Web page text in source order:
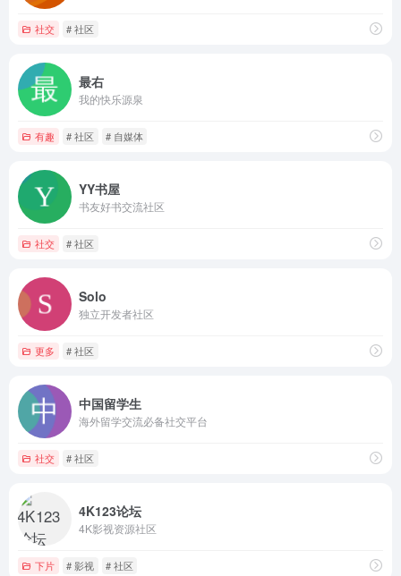
社交 # 社区
最右
我的快乐源泉
有趣 # 社区 # 自媒体
YY书屋
书友好书交流社区
社交 # 社区
Solo
独立开发者社区
更多 # 社区
中国留学生
海外留学交流必备社交平台
社交 # 社区
4K123论坛
4K影视资源社区
下片 # 影视 # 社区